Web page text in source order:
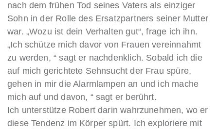
nach dem frühen Tod seines Vaters als einziger
Sohn in der Rolle des Ersatzpartners seiner Mutter
war. „Wozu ist dein Verhalten gut“, frage ich ihn.
„Ich schütze mich davor von Frauen vereinnahmt
zu werden, “ sagt er nachdenklich. Sobald ich die
auf mich gerichtete Sehnsucht der Frau spüre,
gehen in mir die Alarmlampen an und ich mache
mich auf und davon, “ sagt er berührt.
Ich unterstütze Robert darin wahrzunehmen, wo er
diese Tendenz im Körper spürt. Ich exploriere mit